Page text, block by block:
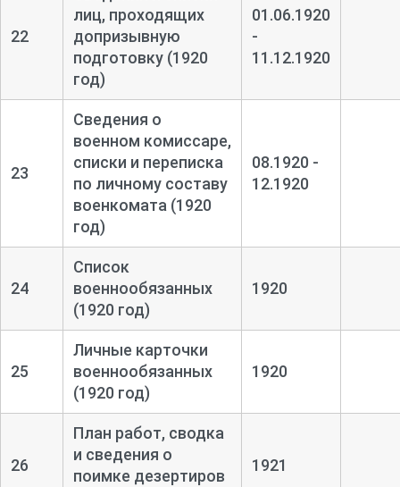
22
лиц, проходящих
допризывную
подготовку (1920
год)
01.06.1920
-
11.12.1920
23
Сведения о
военном комиссаре,
списки и переписка
по личному составу
военкомата (1920
год)
08.1920 -
12.1920
24
Список
военнообязанных
(1920 год)
1920
25
Личные карточки
военнообязанных
(1920 год)
1920
26
План работ, сводка
и сведения о
поимке дезертиров
1921